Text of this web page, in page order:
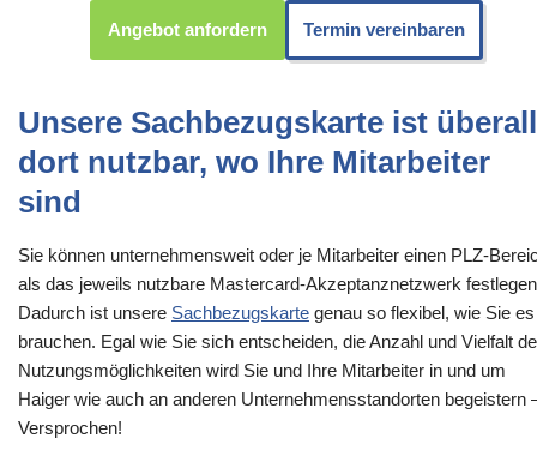
Angebot anfordern Termin vereinbaren
Unsere Sachbezugskarte ist überall
dort nutzbar, wo Ihre Mitarbeiter
sind
Sie können unternehmensweit oder je Mitarbeiter einen PLZ-
als das jeweils nutzbare Mastercard-Akzeptanznetzwerk
Dadurch ist unsere Sachbezugskarte genau so flexibel, wie Sie es
brauchen. Egal wie Sie sich entscheiden, die Anzahl und Vielfalt
Nutzungsmöglichkeiten wird Sie und Ihre Mitarbeiter in und um
Haiger wie auch an anderen Unternehmensstandorten begeistern
Versprochen!